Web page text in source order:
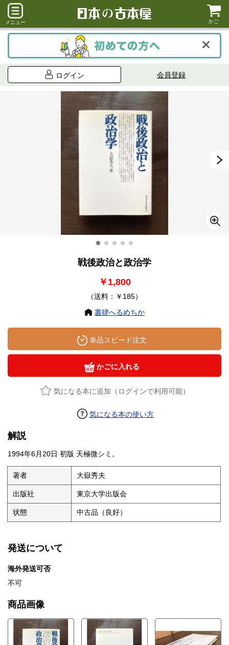
メニュー かご
ログイン 会員登録
戦後政治と政治学
￥1,800
（送料：￥185）
書肆へるめちか
単品スピード注文
かごに入れる
気になる本に追加（ログインで利用可能）
気になる本の使い方
解説
1994年6月20日 初版 天極微シミ。
著者 大嶽秀夫
出版社 東京大学出版会
状態 中古品（良好）
発送について
海外発送可否
不可
商品画像